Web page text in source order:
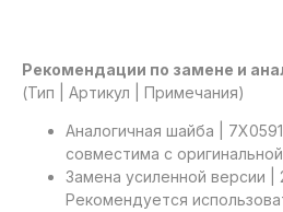
Рекомендации по замене и
(Тип | Артикул | Примечания)
Аналогичная шайба |
совместима с
Замена усиленной версии |
Рекомендуется